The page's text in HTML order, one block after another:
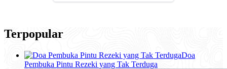
Terpopular
Doa
Pembuka Pintu Rezeki yang Tak Terduga